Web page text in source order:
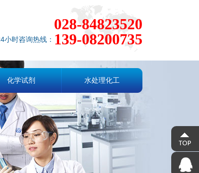
小时咨询热线：
028-84823520
139-08200735
化学试剂 水处理化工